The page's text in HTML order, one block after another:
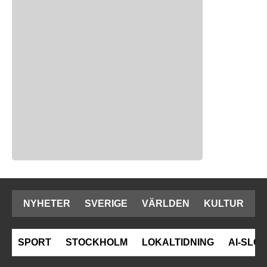
NYHETER SVERIGE VÄRLDEN KULTUR
SPORT STOCKHOLM LOKALTIDNING AI-SLOP